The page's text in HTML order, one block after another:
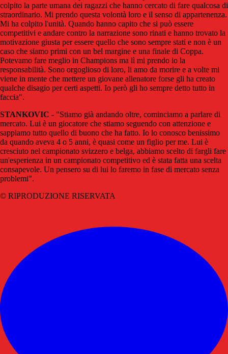
colpito la parte umana dei ragazzi che hanno cercato di fare qualcosa di
straordinario. Mi prendo questa volontà loro e il senso di appartenenza.
Mi ha colpito l'unità. Quando hanno capito che si può essere
competitivi e andare contro la narrazione sono rinati e hanno trovato la
motivazione giusta per essere quello che sono sempre stati e non è un
caso che siamo primi con un bel margine e una finale di Coppa.
Potevamo fare meglio in Champions ma lì mi prendo io la
responsabilità. Sono orgoglioso di loro, li amo da morire e a volte mi
viene in mente che mettere un giovane allenatore forse gli ha creato
qualche disagio per certi aspetti. Io però gli ho sempre detto tutto in
faccia".
STANKOVIC - "Stiamo già andando oltre, cominciamo a parlare di
mercato. Lui è un giocatore che stiamo seguendo con attenzione e
sappiamo tutto quello di buono che ha fatto. Io lo conosco benissimo
da quando aveva 4 o 5 anni, è quasi come un figlio per me. Lui è
cresciuto nel campionato svizzero e belga, abbiamo scelto di fargli fare
un'esperienza in un campionato competitivo ed è stata fatta una scelta
consapevole. Un pensero su di lui lo faremo in fase di mercato senza
problemi".
© RIPRODUZIONE RISERVATA